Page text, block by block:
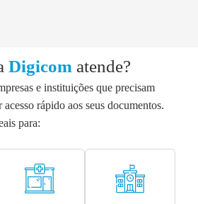
Digicom atende?
e instituições que precisam
rápido aos seus documentos.
para: